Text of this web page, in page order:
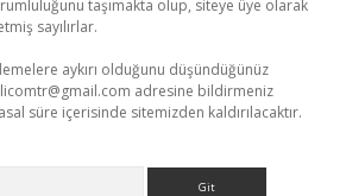
taşımakta olup, siteye üye olarak
sayılırlar.
aykırı olduğunu düşündüğünüz
adresine bildirmeniz
süre içerisinde sitemizden kaldırılacaktır.